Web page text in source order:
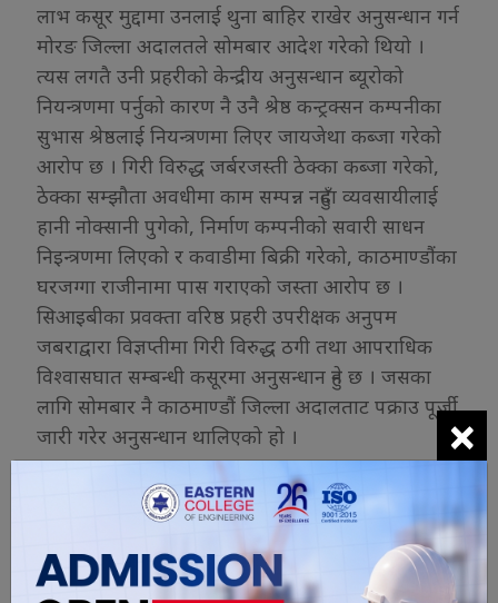
लाभ कसूर मुद्दामा उनलाई थुना बाहिर राखेर अनुसन्धान गर्न
मोरङ जिल्ला अदालतले सोमबार आदेश गरेको थियो ।
त्यस लगतै उनी प्रहरीको केन्द्रीय अनुसन्धान ब्यूरोको
नियन्त्रणमा पर्नुको कारण नै उनै श्रेष्ठ कन्ट्रक्सन कम्पनीका
सुभास श्रेष्ठलाई नियन्त्रणमा लिएर जायजेथा कब्जा गरेको
आरोप छ । गिरी विरुद्ध जर्बरजस्ती ठेक्का कब्जा गरेको,
ठेक्का सम्झौता अवधीमा काम सम्पन्न नहुँदा व्यवसायीलाई
हानी नोक्सानी पुगेको, निर्माण कम्पनीको सवारी साधन
निइन्त्रणमा लिएको र कवाडीमा बिक्री गरेको, काठमाण्डौंका
घरजग्गा राजीनामा पास गराएको जस्ता आरोप छ ।
सिआइबीका प्रवक्ता वरिष्ठ प्रहरी उपरीक्षक अनुपम
जबराद्वारा विज्ञप्तीमा गिरी विरुद्ध ठगी तथा आपराधिक
विश्वासघात सम्बन्धी कसूरमा अनुसन्धान हुने छ । जसका
लागि सोमबार नै काठमाण्डौं जिल्ला अदालताट पक्राउ पूर्जी
जारी गरेर अनुसन्धान थालिएको हो ।
×